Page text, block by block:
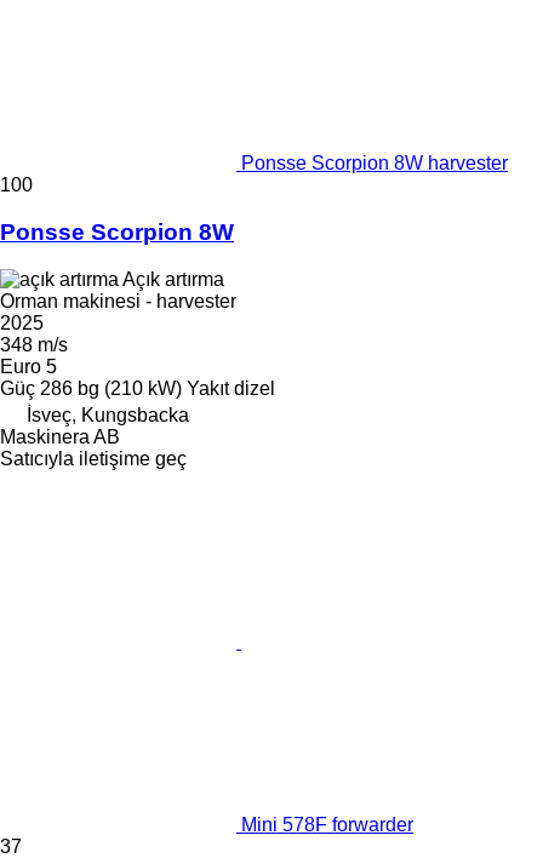
Ponsse Scorpion 8W harvester
100
Ponsse Scorpion 8W
Açık artırma
Orman makinesi - harvester
2025
348 m/s
Euro 5
Güç 286 bg (210 kW) Yakıt dizel
İsveç, Kungsbacka
Maskinera AB
Satıcıyla iletişime geç
Mini 578F forwarder
37